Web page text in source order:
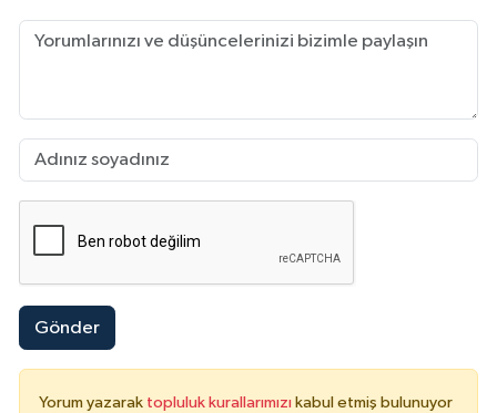
Gönder
Yorum yazarak topluluk kurallarımızı kabul etmiş bulunuyor